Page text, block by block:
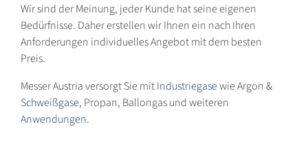
Wir sind der Meinung, jeder Kunde hat seine eigenen
Bedürfnisse. Daher erstellen wir Ihnen ein nach Ihren
Anforderungen individuelles Angebot mit dem besten
Preis.
Messer Austria versorgt Sie mitIndustriegasewie Argon &
Schweißgase, Propan, Ballongas und weiteren
Anwendungen.